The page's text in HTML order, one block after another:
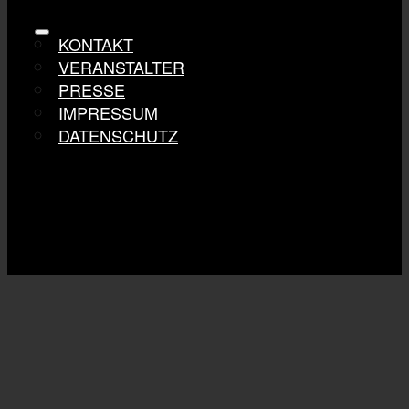
Toggle Navigation
KONTAKT
VERANSTALTER
PRESSE
IMPRESSUM
DATENSCHUTZ